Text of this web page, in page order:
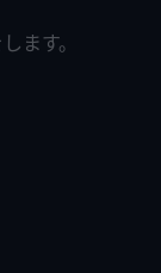
ます。